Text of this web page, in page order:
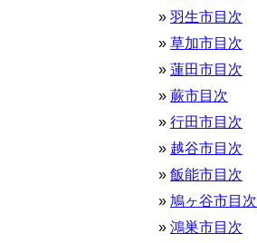
羽生市目次
草加市目次
蓮田市目次
蕨市目次
行田市目次
越谷市目次
飯能市目次
鳩ヶ谷市目次
鴻巣市目次